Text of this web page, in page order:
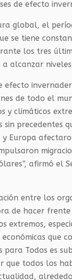
de efecto
global, el
se tiene
los tres
alcanzar
efecto
de todo el
y climáticos
precedentes
y Europa
afirmó el
entre los
de hacer
extremos,
que
para Todos es
que todos los